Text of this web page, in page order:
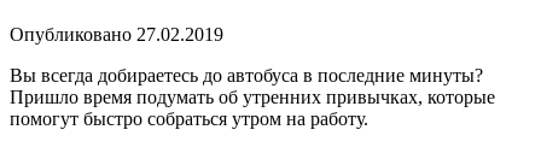
Опубликовано 27.02.2019
Вы всегда добираетесь до автобуса в последние минуты?
Пришло время подумать об утренних привычках, которые
помогут быстро собраться утром на работу.